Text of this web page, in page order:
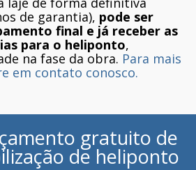
de garantia), pode ser
final e já receber as
para o heliponto,
na fase da obra. Para mais
em contato conosco.
gratuito de
de heliponto